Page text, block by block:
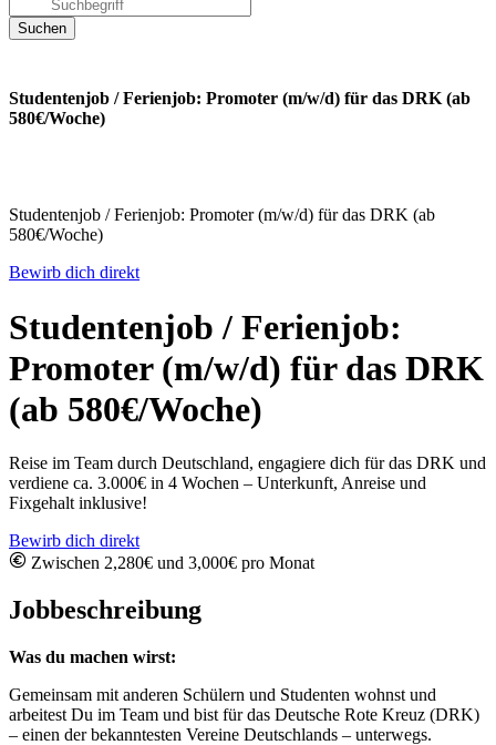
Studentenjob / Ferienjob: Promoter (m/w/d) für das DRK (ab
580€/Woche)
Studentenjob / Ferienjob: Promoter (m/w/d) für das DRK (ab
580€/Woche)
Bewirb dich direkt
Studentenjob / Ferienjob:
Promoter (m/w/d) für das DRK
(ab 580€/Woche)
Reise im Team durch Deutschland, engagiere dich für das DRK und
verdiene ca. 3.000€ in 4 Wochen – Unterkunft, Anreise und
Fixgehalt inklusive!
Bewirb dich direkt
Zwischen 2,280€ und 3,000€ pro Monat
Jobbeschreibung
Was du machen wirst:
Gemeinsam mit anderen Schülern und Studenten wohnst und
arbeitest Du im Team und bist für das Deutsche Rote Kreuz (DRK)
– einen der bekanntesten Vereine Deutschlands – unterwegs.